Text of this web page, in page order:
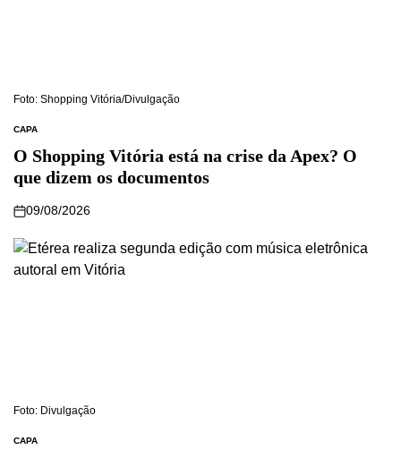
Foto: Shopping Vitória/Divulgação
CAPA
O Shopping Vitória está na crise da Apex? O
que dizem os documentos
09/08/2026
Foto: Divulgação
CAPA